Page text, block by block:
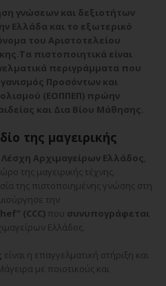
γνώσεων και δεξιοτήτων
Ελλάδα και το εξωτερικό
του Αριστοτελείου
Τα πιστοποιητικά είναι
περιγράμματα που
Προσόντων και
(ΕΟΠΠΕΠ) πρώην
και Δια Βίου Μάθησης.
της μαγειρικής
Λέσχη Αρχιμαγείρων Ελλάδος,
της μαγειρικής τέχνης.
της πιστοποιημένης γνώσης στη
την
” (CCC) που συνυπογράφεται
Ελλάδος.
είναι η επαγγελματική στήριξη και
με ποιοτικούς και